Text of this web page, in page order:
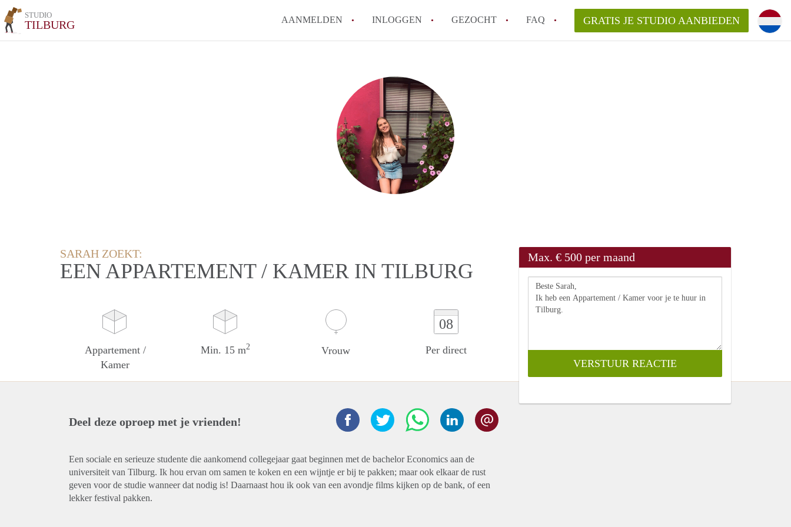
STUDIO
TILBURG AANMELDEN INLOGGEN GEZOCHT FAQ
Hoeveel kost het om te reageren op een Studio in Tilburg?
Wat is de privacyverklaring van StudioTilburg?
Berekent StudioTilburg makelaarsvergoeding/bemiddelingsvergoeding?
Alle veelgestelde vragen
GRATIS JE STUDIO AANBIEDEN
SARAH ZOEKT:
EEN APPARTEMENT / KAMER IN TILBURG
Appartement /
Kamer
Min. 15 m2 Vrouw
08
Per direct
Max. € 500 per maand
Deel deze oproep met je vrienden!
Een sociale en serieuze studente die aankomend collegejaar gaat beginnen met de bachelor Economics aan de
universiteit van Tilburg. Ik hou ervan om samen te koken en een wijntje er bij te pakken; maar ook elkaar de rust
geven voor de studie wanneer dat nodig is! Daarnaast hou ik ook van een avondje films kijken op de bank, of een
lekker festival pakken.